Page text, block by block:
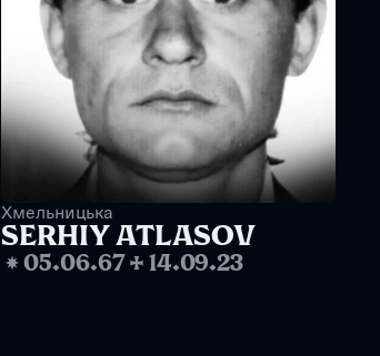
Хмельницька
SERHIY ATLASOV
❋05.06.67✢ 14.09.23